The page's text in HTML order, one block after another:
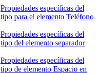
Propiedades específicas del
tipo para el elemento Teléfono
Propiedades específicas del
tipo del elemento separador
Propiedades específicas del
tipo de elemento Espacio en